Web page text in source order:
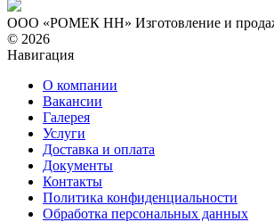
ООО «РОМЕК НН» Изготовление и
© 2026
Навигация
О компании
Вакансии
Галерея
Услуги
Доставка и оплата
Документы
Контакты
Политика конфиденциальности
Обработка персональных данных